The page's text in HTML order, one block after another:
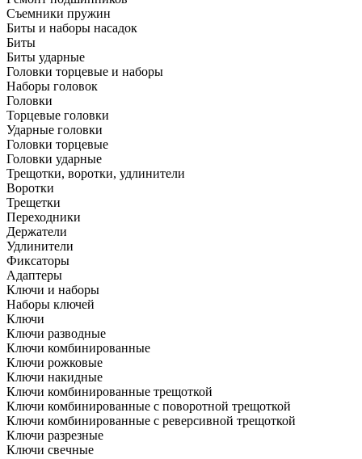
Съемники пружин
Биты и наборы насадок
Биты
Биты ударные
Головки торцевые и наборы
Наборы головок
Головки
Торцевые головки
Ударные головки
Головки торцевые
Головки ударные
Трещотки, воротки, удлинители
Воротки
Трещетки
Переходники
Держатели
Удлинители
Фиксаторы
Адаптеры
Ключи и наборы
Наборы ключей
Ключи
Ключи разводные
Ключи комбинированные
Ключи рожковые
Ключи накидные
Ключи комбинированные трещоткой
Ключи комбинированные с поворотной трещоткой
Ключи комбинированные с реверсивной трещоткой
Ключи разрезные
Ключи свечные